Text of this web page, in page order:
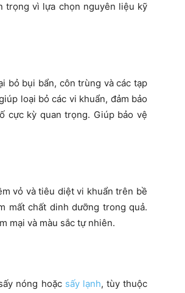
trọng vì lựa chọn nguyên liệu kỹ
bỏ bụi bẩn, côn trùng và các tạp
loại bỏ các vi khuẩn, đảm bảo
cực kỳ quan trọng. Giúp bảo vệ
vỏ và tiêu diệt vi khuẩn trên bề
mất chất dinh dưỡng trong quả.
mại và màu sắc tự nhiên.
nóng hoặc sấy lạnh, tùy thuộc